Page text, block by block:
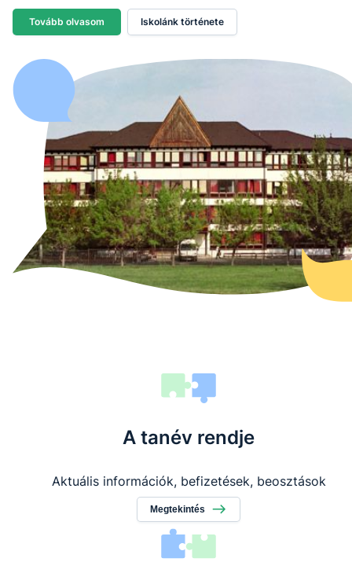
Tovább olvasom Iskolánk története
A tanév rendje
Aktuális információk, befizetések, beosztások
Megtekintés